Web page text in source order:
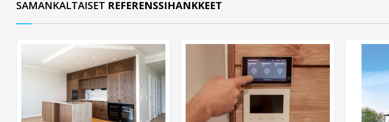
SAMANKALTAISET REFERENSSIHANKKEET